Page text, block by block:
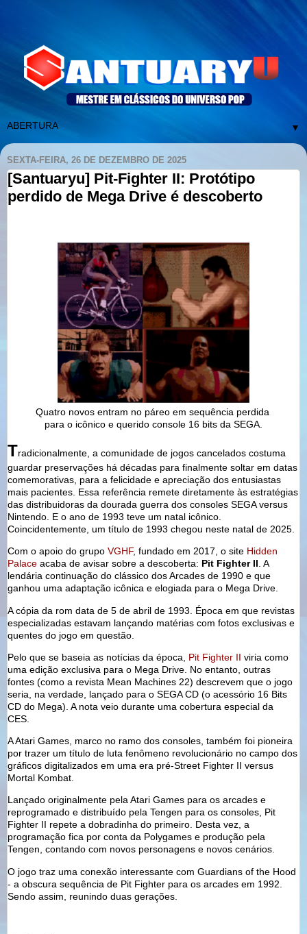
▼
SEXTA-FEIRA, 26 DE DEZEMBRO DE 2025
[Santuaryu] Pit-Fighter II: Protótipo
perdido de Mega Drive é descoberto
Quatro novos entram no páreo em sequência perdida
para o icônico e querido console 16 bits da SEGA.
Tradicionalmente, a comunidade de jogos cancelados costuma
guardar preservações há décadas para finalmente soltar em datas
comemorativas, para a felicidade e apreciação dos entusiastas
mais pacientes. Essa referência remete diretamente às estratégias
das distribuidoras da dourada guerra dos consoles SEGA versus
Nintendo. E o ano de 1993 teve um natal icônico.
Coincidentemente, um título de 1993 chegou neste natal de 2025.
Com o apoio do grupo VGHF, fundado em 2017, o site Hidden
Palace acaba de avisar sobre a descoberta: Pit Fighter II. A
lendária continuação do clássico dos Arcades de 1990 e que
ganhou uma adaptação icônica e elogiada para o Mega Drive.
A cópia da rom data de 5 de abril de 1993. Época em que revistas
especializadas estavam lançando matérias com fotos exclusivas e
quentes do jogo em questão.
Pelo que se baseia as notícias da época, Pit Fighter II viria como
uma edição exclusiva para o Mega Drive. No entanto, outras
fontes (como a revista Mean Machines 22) descrevem que o jogo
seria, na verdade, lançado para o SEGA CD (o acessório 16 Bits
CD do Mega). A nota veio durante uma cobertura especial da
CES.
A Atari Games, marco no ramo dos consoles, também foi pioneira
por trazer um título de luta fenômeno revolucionário no campo dos
gráficos digitalizados em uma era pré-Street Fighter II versus
Mortal Kombat.
Lançado originalmente pela Atari Games para os arcades e
reprogramado e distribuído pela Tengen para os consoles, Pit
Fighter II repete a dobradinha do primeiro. Desta vez, a
programação fica por conta da Polygames e produção pela
Tengen, contando com novos personagens e novos cenários.
O jogo traz uma conexão interessante com Guardians of the Hood
- a obscura sequência de Pit Fighter para os arcades em 1992.
Sendo assim, reunindo duas gerações.